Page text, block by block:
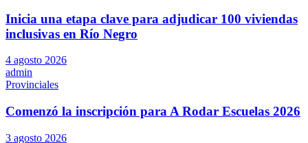
Inicia una etapa clave para adjudicar 100 viviendas
inclusivas en Río Negro
4 agosto 2026
admin
Provinciales
Comenzó la inscripción para A Rodar Escuelas 2026
3 agosto 2026